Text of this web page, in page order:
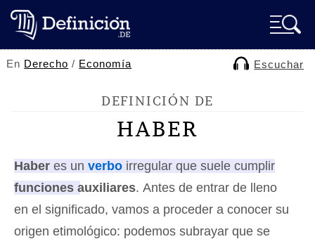
En Derecho / Economía Escuchar
DEFINICIÓN DE
HABER
Haber es un verbo irregular que suele cumplir
funciones auxiliares. Antes de entrar de lleno
en el significado, vamos a proceder a conocer su
origen etimológico: podemos subrayar que se